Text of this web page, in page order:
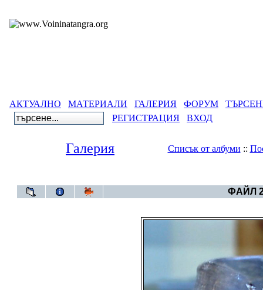
АКТУАЛНО МАТЕРИАЛИ ГАЛЕРИЯ ФОРУМ
РЕГИСТРАЦИЯ
ВХОД
Галерия Списък от албуми ::
ФАЙЛ